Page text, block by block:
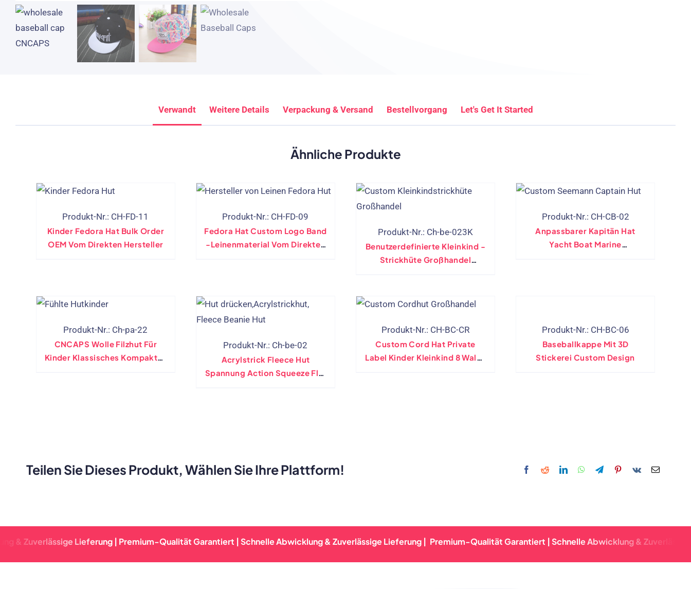
Verwandt Weitere Details Verpackung & Versand Bestellvorgang Let's Get It Started
Ähnliche Produkte
Produkt-Nr.: CH-FD-11
Kinder Fedora Hat Bulk Order
OEM Vom Direkten Hersteller
Produkt-Nr.: CH-FD-09
Fedora Hat Custom Logo Band
-Leinenmaterial Vom Direkten
Produkt-Nr.: Ch-be-023K
Benutzerdefinierte Kleinkind -
Strickhüte Großhandel
Produkt-Nr.: CH-CB-02
Anpassbarer Kapitän Hat
Yacht Boat Marine
Produkt-Nr.: Ch-pa-22
CNCAPS Wolle Filzhut Für
Kinder Klassisches Kompaktes
Produkt-Nr.: Ch-be-02
Acrylstrick Fleece Hut
Spannung Action Squeeze Flip
Produkt-Nr.: CH-BC-CR
Custom Cord Hat Private
Label Kinder Kleinkind 8 Wales
Produkt-Nr.: CH-BC-06
Baseballkappe Mit 3D
Stickerei Custom Design
Teilen Sie Dieses Produkt, Wählen Sie Ihre Plattform!
Lieferung | Premium-Qualität Garantiert | Schnelle Abwicklung & Zuverlässige Lieferung | Premium-Qualität Garantiert | Schnelle Abwicklung & Zuverlässige